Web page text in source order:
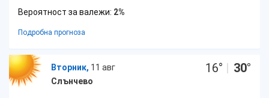
Вероятност за валежи: 2%
Подробна прогноза
Вторник, 11 авг
Слънчево
16° | 30°